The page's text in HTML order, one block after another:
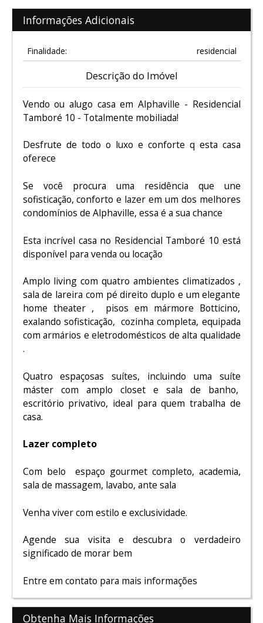
Informações Adicionais
Finalidade: residencial
Descrição do Imóvel
Vendo ou alugo casa em Alphaville - Residencial
Tamboré 10 - Totalmente mobiliada!
Desfrute de todo o luxo e conforte q esta casa
oferece
Se você procura uma residência que une
sofisticação, conforto e lazer em um dos melhores
condomínios de Alphaville, essa é a sua chance
Esta incrível casa no Residencial Tamboré 10 está
disponível para venda ou locação
Amplo living com quatro ambientes climatizados ,
sala de lareira com pé direito duplo e um elegante
home theater , pisos em mármore Botticino,
exalando sofisticação, cozinha completa, equipada
com armários e eletrodomésticos de alta qualidade
.
Quatro espaçosas suítes, incluindo uma suíte
máster com amplo closet e sala de banho,
escritório privativo, ideal para quem trabalha de
casa.
Lazer completo
Com belo espaço gourmet completo, academia,
sala de massagem, lavabo, ante sala
Venha viver com estilo e exclusividade.
Agende sua visita e descubra o verdadeiro
significado de morar bem
Entre em contato para mais informações
Obtenha Mais Informações